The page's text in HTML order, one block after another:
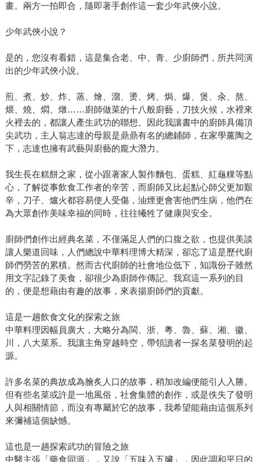
畫。兩方一拍即合，隨即著手創作這一套少年武俠小說。
少年武俠小說？
是的，您沒有看錯，這是集合老、中、青、少廚師們，所共同演
出的少年武俠小說。
煎、煮、炒、炸、蒸、燴、溜、燙、烤、焗、爆、煲、汆、熬、
煨、燒、燜、燉……廚師做菜的十八般廚藝，刀技火候，水裡來
火裡去的，都讓人產生武功的聯想。因此我讓書中的廚師具備頂
尖武功，主人翁志達的母親是鼎鼎有名的總鋪師，在家學薰陶之
下，志達也擁有武藝與廚藝的龐大潛力。
我生長在糕餅之家，從小跟著家人製作麵包、蛋糕、紅龜粿等點
心，了解從事飲食工作者的辛苦，而廚師又比起點心師父更加艱
辛，刀子、爐火都容易使人受傷，油煙更會害他們生病，他們在
為大眾創作美味幸福的同時，往往犧牲了健康與安全。
廚師們創作出經典名菜，不僅滿足人們的口腹之欲，也提供美談
讓人樂道回味，人們總說中華料理博大精深，卻忘了這是歷代廚
師們勞苦的累積。然而古代廚師的社會地位低下，知識份子雖然
用文字記錄了美食，卻很少為廚師作傳記。我寫這一系列的目
的，便是想藉由有趣的故事，來表揚廚師們的貢獻。
這是一趟飲食文化的探索之旅
中華料理因幅員廣大，大略分為閩、浙、粵、魯、蘇、湘、徽、
川，八大菜系。我讓主角穿越時空，帶領讀者一探名菜發明的起
源。
許多名菜的典故成為膾炙人口的故事，稍加改編便能引人入勝。
但有些名菜或許是一地風俗，社會集體的創作，或是佚失了發明
人與相關情節，而沒有專屬於它的故事，我希望能藉由這個系列
來彌補這個缺憾。
這也是一趟探索武功的冒險之旅
中醫主張「藥食同源」，又說「五味入五臟」，因此調和平日的